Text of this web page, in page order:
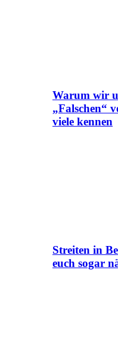
Warum wir
„Falschen“
viele kennen
Streiten in
euch sogar